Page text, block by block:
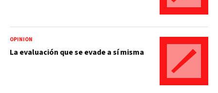
OPINIÓN
La evaluación que se evade a sí misma